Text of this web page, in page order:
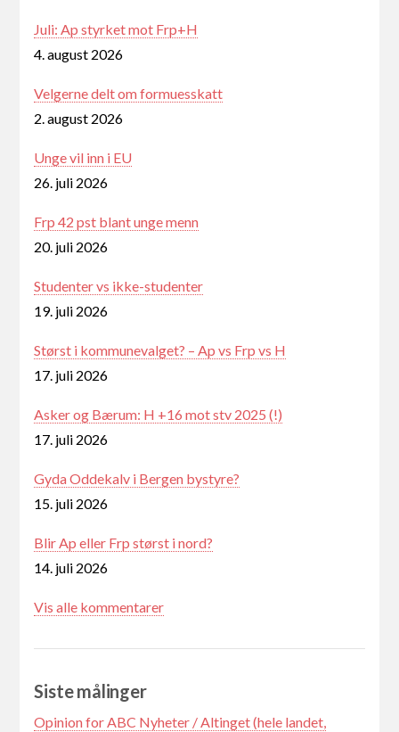
Juli: Ap styrket mot Frp+H
4. august 2026
Velgerne delt om formuesskatt
2. august 2026
Unge vil inn i EU
26. juli 2026
Frp 42 pst blant unge menn
20. juli 2026
Studenter vs ikke-studenter
19. juli 2026
Størst i kommunevalget? – Ap vs Frp vs H
17. juli 2026
Asker og Bærum: H +16 mot stv 2025 (!)
17. juli 2026
Gyda Oddekalv i Bergen bystyre?
15. juli 2026
Blir Ap eller Frp størst i nord?
14. juli 2026
Vis alle kommentarer
Siste målinger
Opinion for ABC Nyheter / Altinget (hele landet,